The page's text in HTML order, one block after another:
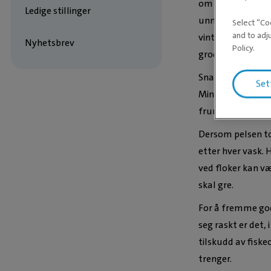
Ledige stillinger
Nyhetsbrev
om ønskelig kan
unntak av hode,
vinterhalvåret,
grodd noe tilbake.
Snakk gjerne
Minimum vil
fruminator,
Dersom pelsen
etter hver vask.
ved floker kan
skal gre.
For å fremme
seg raskt er
tilskudd av
trenger.
Select
and to
Policy.